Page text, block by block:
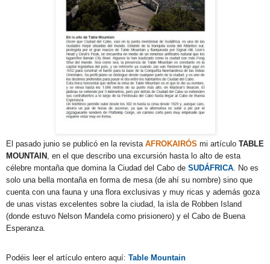
El pasado junio se publicó en la revista AFROKAIRÓS mi artículo TABLE
MOUNTAIN , en el que describo una excursión hasta lo alto de esta
célebre montaña que domina la Ciudad del Cabo de SUDÁFRICA. No es
solo una bella montaña en forma de mesa (de ahí su nombre) sino que
cuenta con una fauna y una flora exclusivas y muy ricas y además goza
de unas vistas excelentes sobre la ciudad, la isla de Robben Island
(donde estuvo Nelson Mandela como prisionero) y el Cabo de Buena
Esperanza.
Podéis leer el artículo entero aquí: Table Mountain